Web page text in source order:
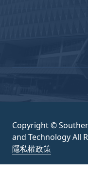
Copyright ©
and Technology All
隱私權政策